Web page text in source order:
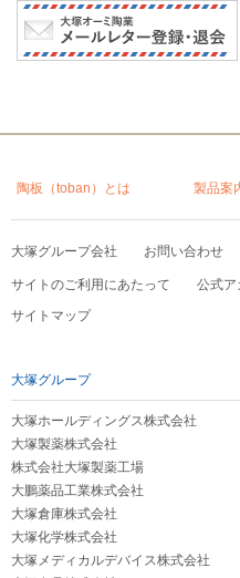
陶板（toban）とは 製品案
大塚グループ会社 お問い合わせ
サイトのご利用にあたって
公式ア
サイトマップ
大塚グループ
大塚ホールディングス株式会社
大塚製薬株式会社
株式会社大塚製薬工場
大鵬薬品工業株式会社
大塚倉庫株式会社
大塚化学株式会社
大塚メディカルデバイス株式会社